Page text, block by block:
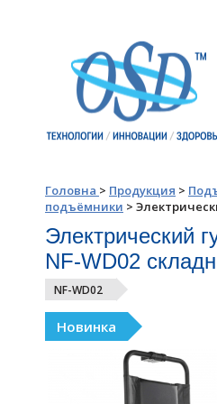
Головна > Продукция >
подъёмники >
Электрический
NF-WD02
NF-WD02
Новинка